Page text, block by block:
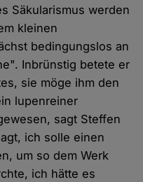
Säkularismus werden
kleinen
bedingungslos an
Inbrünstig betete er
sie möge ihm den
lupenreiner
sagt Steffen
ich solle einen
um so dem Werk
ich hätte es